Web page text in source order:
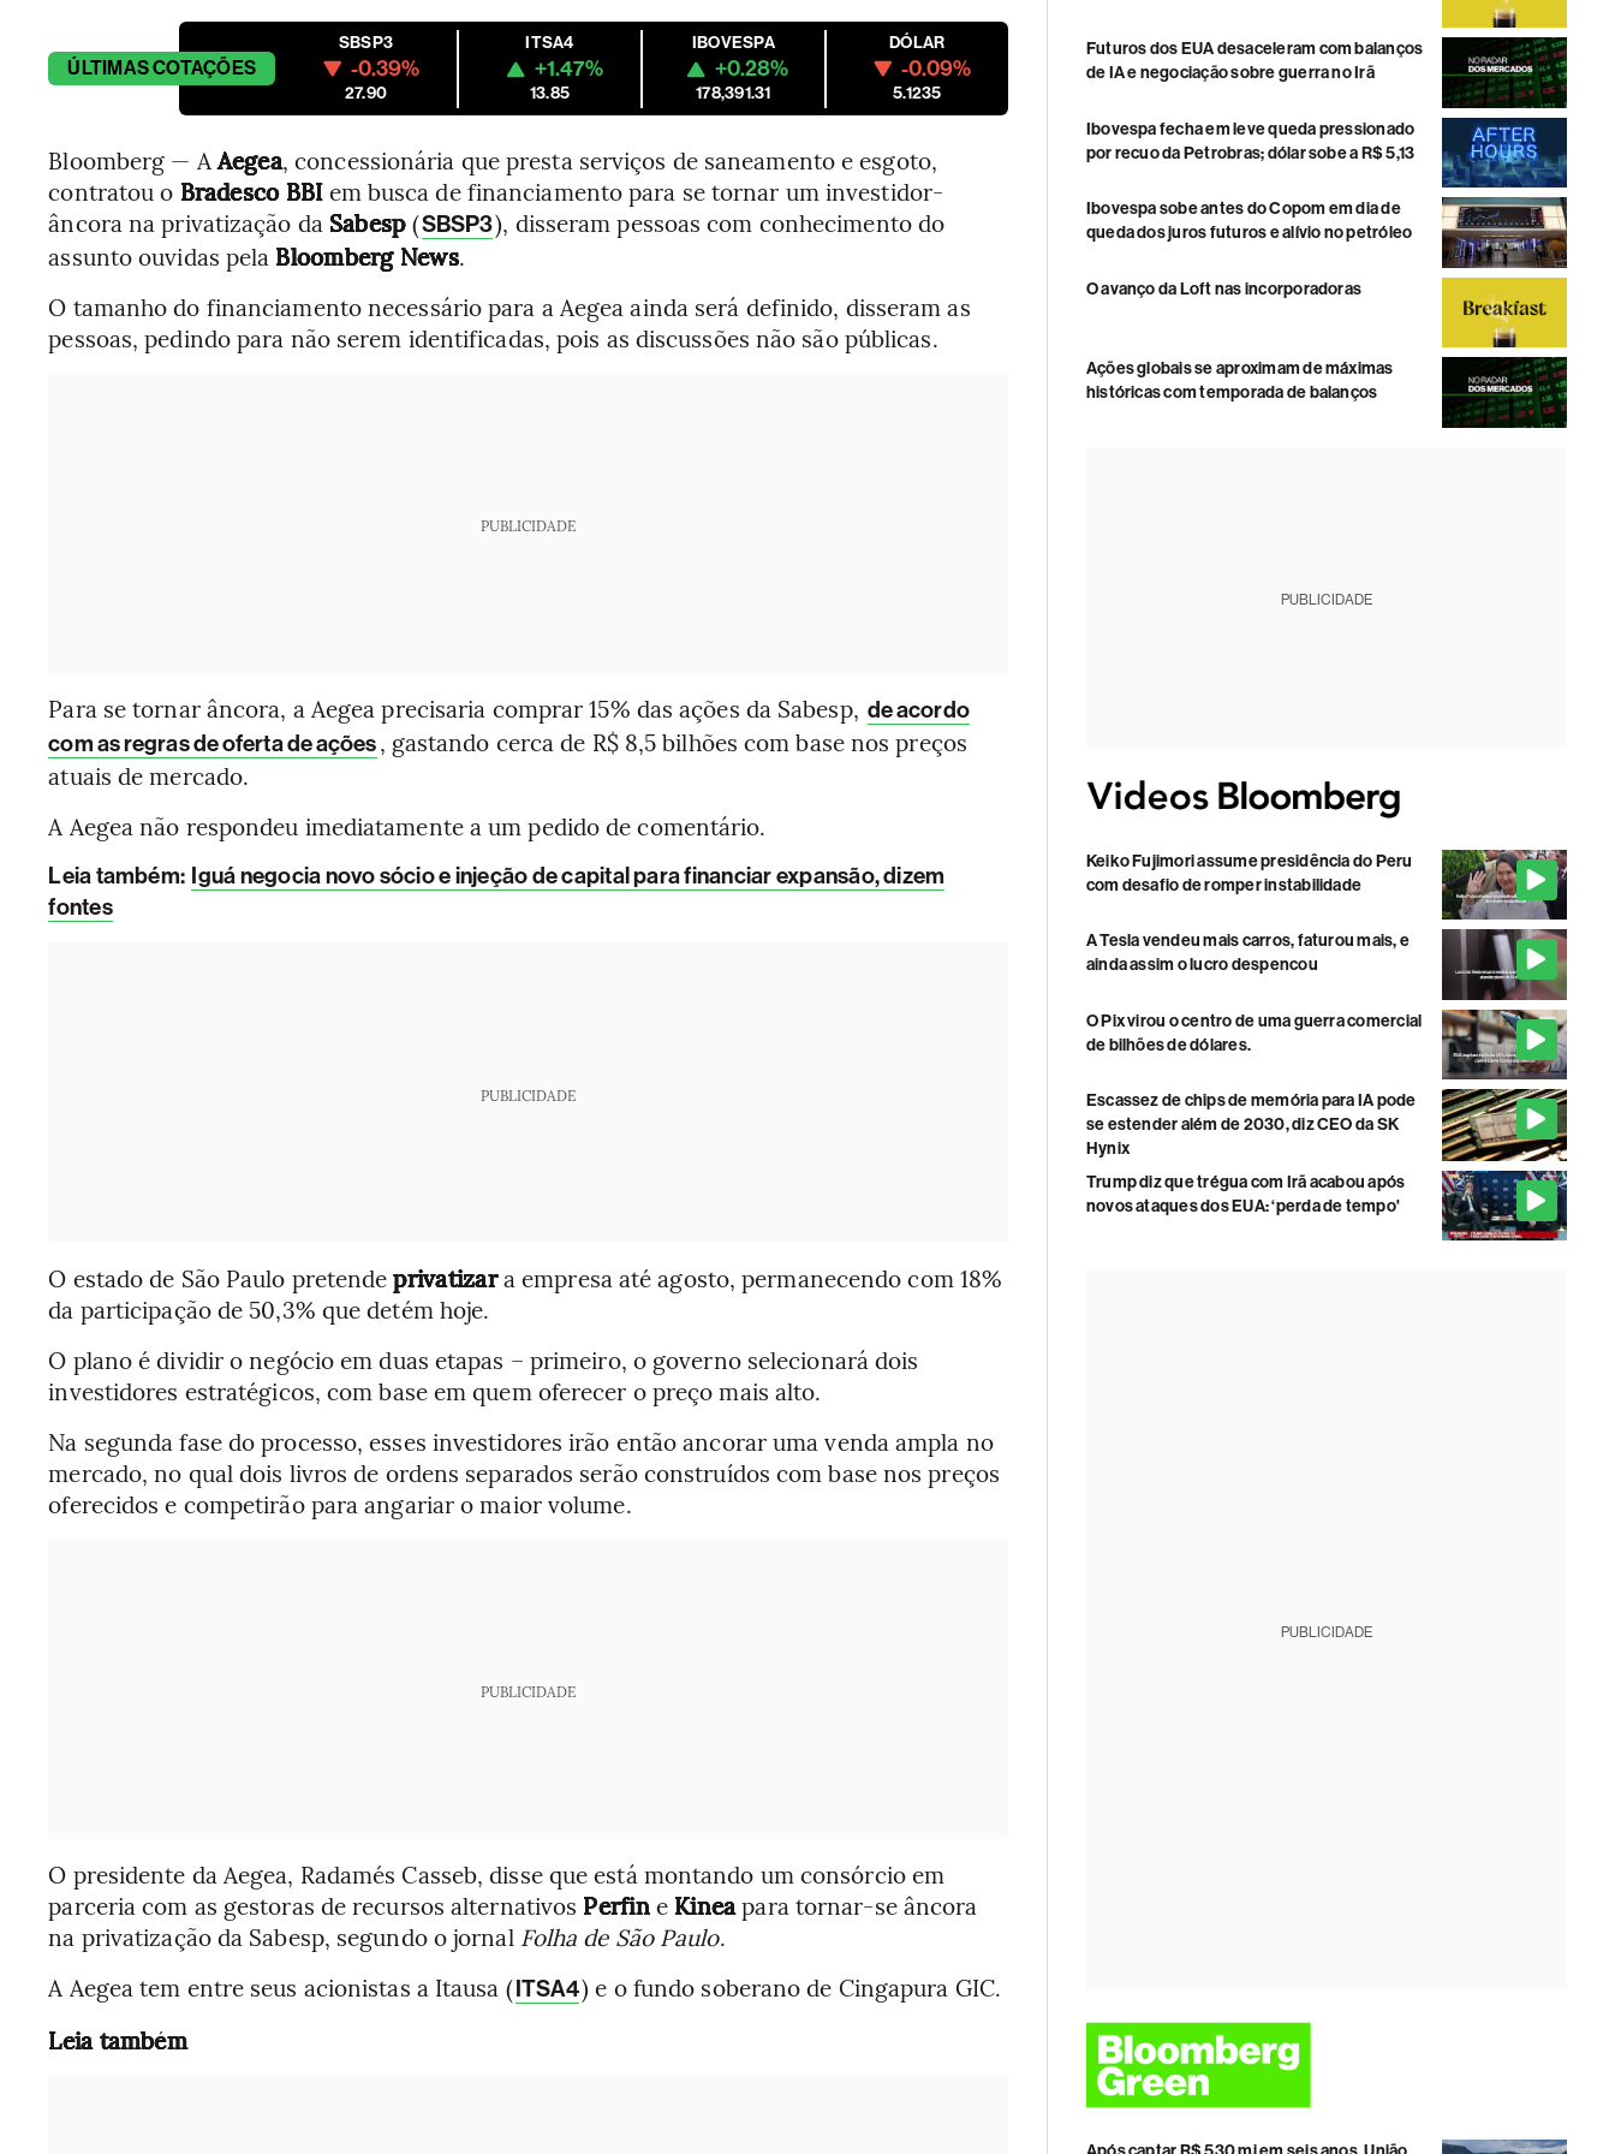
ÚLTIMASCOTAÇÕES
SBSP3
-0.39%
27.90
ITSA4
+1.47%
13.85
IBOVESPA
+0.28%
178,391.31
DÓLAR
-0.09%
5.1235
Bloomberg — AAegea, concessionária que presta serviços de saneamento e esgoto,
contratou o Bradesco BBIem busca de financiamento para se tornar um investidor-
âncora na privatização da Sabesp(SBSP3), disseram pessoas com conhecimento do
assunto ouvidas pela Bloomberg News.
O tamanho do financiamento necessário para a Aegea ainda será definido, disseram as
pessoas, pedindo para não serem identificadas, pois as discussões não são públicas.
PUBLICIDADE
Para se tornar âncora, a Aegea precisaria comprar 15% das ações da Sabesp, de acordo
com as regras de oferta de ações, gastando cerca de R$ 8,5 bilhões com base nos preços
atuais de mercado.
A Aegea não respondeu imediatamente a um pedido de comentário.
Leia também: Iguá negocia novo sócio e injeção de capital para financiar expansão, dizem
fontes
PUBLICIDADE
O estado de São Paulo pretendeprivatizara empresa até agosto, permanecendo com 18%
da participação de 50,3% que detém hoje.
O plano é dividir o negócio em duas etapas – primeiro, o governo selecionará dois
investidores estratégicos, com base em quem oferecer o preço mais alto.
Na segunda fase do processo, esses investidores irão então ancorar uma venda ampla no
mercado, no qual dois livros de ordens separados serão construídos com base nos preços
oferecidos e competirão para angariar o maior volume.
PUBLICIDADE
O presidente da Aegea, Radamés Casseb, disse que está montando um consórcio em
parceria com as gestoras de recursos alternativos Perfine Kineapara tornar-se âncora
na privatização da Sabesp, segundo o jornal Folha de São Paulo.
A Aegea tem entre seus acionistas a Itausa (ITSA4) e o fundo soberano de Cingapura GIC.
Leia também
Futuros dos EUA desaceleram com balanços
de IA e negociação sobre guerra no Irã
Ibovespa fecha em leve queda pressionado
por recuo da Petrobras; dólar sobe a R$ 5,13
Ibovespa sobe antes do Copom em dia de
queda dos juros futuros e alívio no petróleo
O avanço da Loft nas incorporadoras
Ações globais se aproximam de máximas
históricas com temporada de balanços
PUBLICIDADE
Keiko Fujimori assume presidência do Peru
com desafio de romper instabilidade
A Tesla vendeu mais carros, faturou mais, e
ainda assim o lucro despencou
O Pix virou o centro de uma guerra comercial
de bilhões de dólares.
Escassez de chips de memória para IA pode
se estender além de 2030, diz CEO da SK
Hynix
Trump diz que trégua com Irã acabou após
novos ataques dos EUA: ‘perda de tempo'
PUBLICIDADE